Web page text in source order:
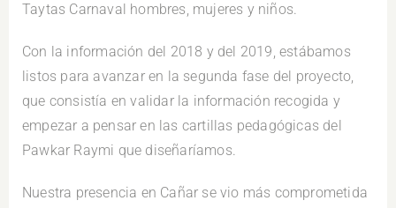
Taytas Carnaval hombres, mujeres y niños.
Con la información del 2018 y del 2019, estábamos
listos para avanzar en la segunda fase del proyecto,
que consistía en validar la información recogida y
empezar a pensar en las cartillas pedagógicas del
Pawkar Raymi que diseñaríamos.
Nuestra presencia en Cañar se vio más comprometida